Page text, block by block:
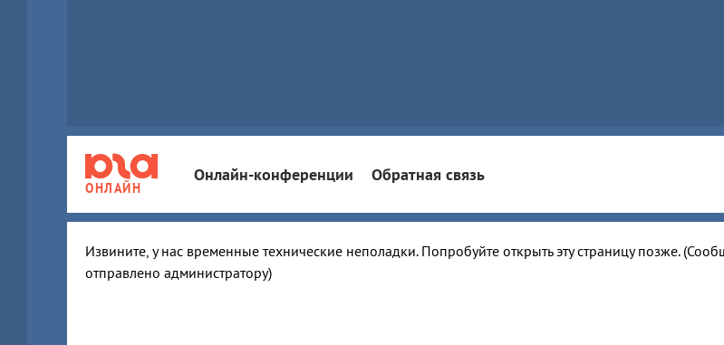
ОНЛАЙН
Онлайн-конференции Обратная связь
Извините, у нас временные технические неполадки. Попробуйте открыть эту страницу позже.
отправлено администратору)